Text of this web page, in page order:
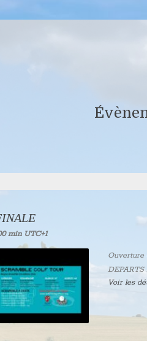
min UTC+1
Ouverture
Voir les